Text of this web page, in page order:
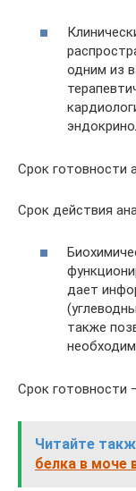
одним из
Срок готовности
Срок действия
дает
также
Срок готовности
Читайте
белка в моче